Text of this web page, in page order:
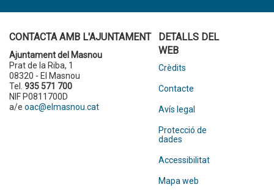
CONTACTA AMB L'AJUNTAMENT
Ajuntament del Masnou
Prat de la Riba, 1
08320 - El Masnou
Tel. 935 571 700
NIF P0811700D
a/e oac@elmasnou.cat
DETALLS DEL
WEB
Crèdits
Contacte
Avís legal
Protecció de
dades
Accessibilitat
Mapa web